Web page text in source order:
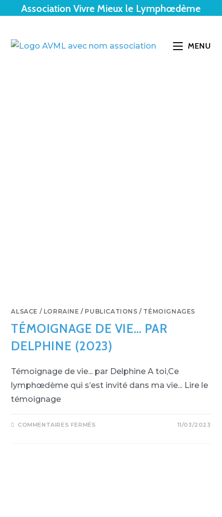
Association Vivre Mieux le Lymphœdème
MENU
ALSACE / LORRAINE / PUBLICATIONS / TÉMOIGNAGES
TÉMOIGNAGE DE VIE… PAR
DELPHINE (2023)
Témoignage de vie... par Delphine A toi,Ce
lymphœdème qui s’est invité dans ma vie... Lire le
témoignage
COMMENTAIRES FERMÉS 11/03/2023